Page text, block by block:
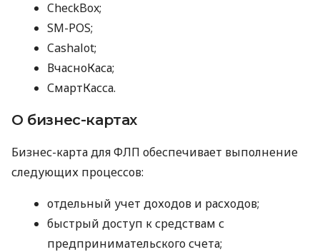
CheckBox;
SM-POS;
Cashalot;
ВчасноКаса;
СмартКасса.
О бизнес-картах
Бизнес-карта для ФЛП обеспечивает выполнение
следующих процессов:
отдельный учет доходов и расходов;
быстрый доступ к средствам с
предпринимательского счета;